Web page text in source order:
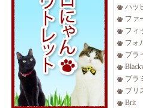
ハッ
ファ
フィ
フォ
プラ
プラ
ブリ
Brit